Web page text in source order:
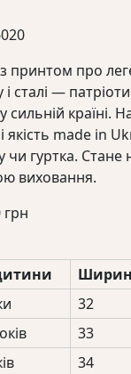
принтом про
сталі —
сильній країні.
якість made in
гуртка. Стане
виховання.
грн
від
390 грн
590 грн
32
33
34